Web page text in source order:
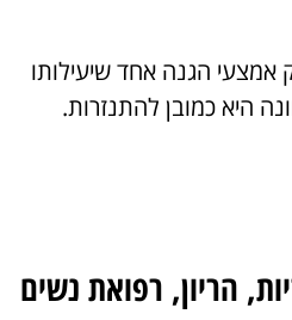
אמצעי הגנה אחד שיעילותו
היא כמובן להתנזרות.
הריון, רפואת נשים